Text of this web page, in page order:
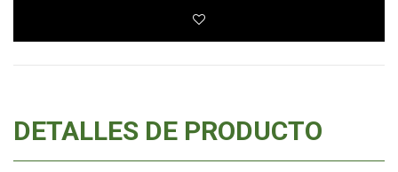
DETALLES DE PRODUCTO